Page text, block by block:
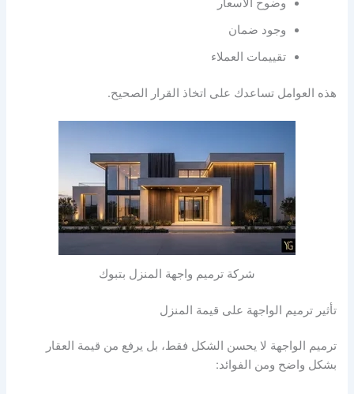
وضوح الأسعار
وجود ضمان
تقييمات العملاء
هذه العوامل تساعدك على اتخاذ القرار الصحيح.
شركة ترميم واجهة المنزل بتبوك
تأثير ترميم الواجهة على قيمة المنزل
ترميم الواجهة لا يحسن الشكل فقط، بل يرفع من قيمة العقار
بشكل واضح ومن الفوائد: